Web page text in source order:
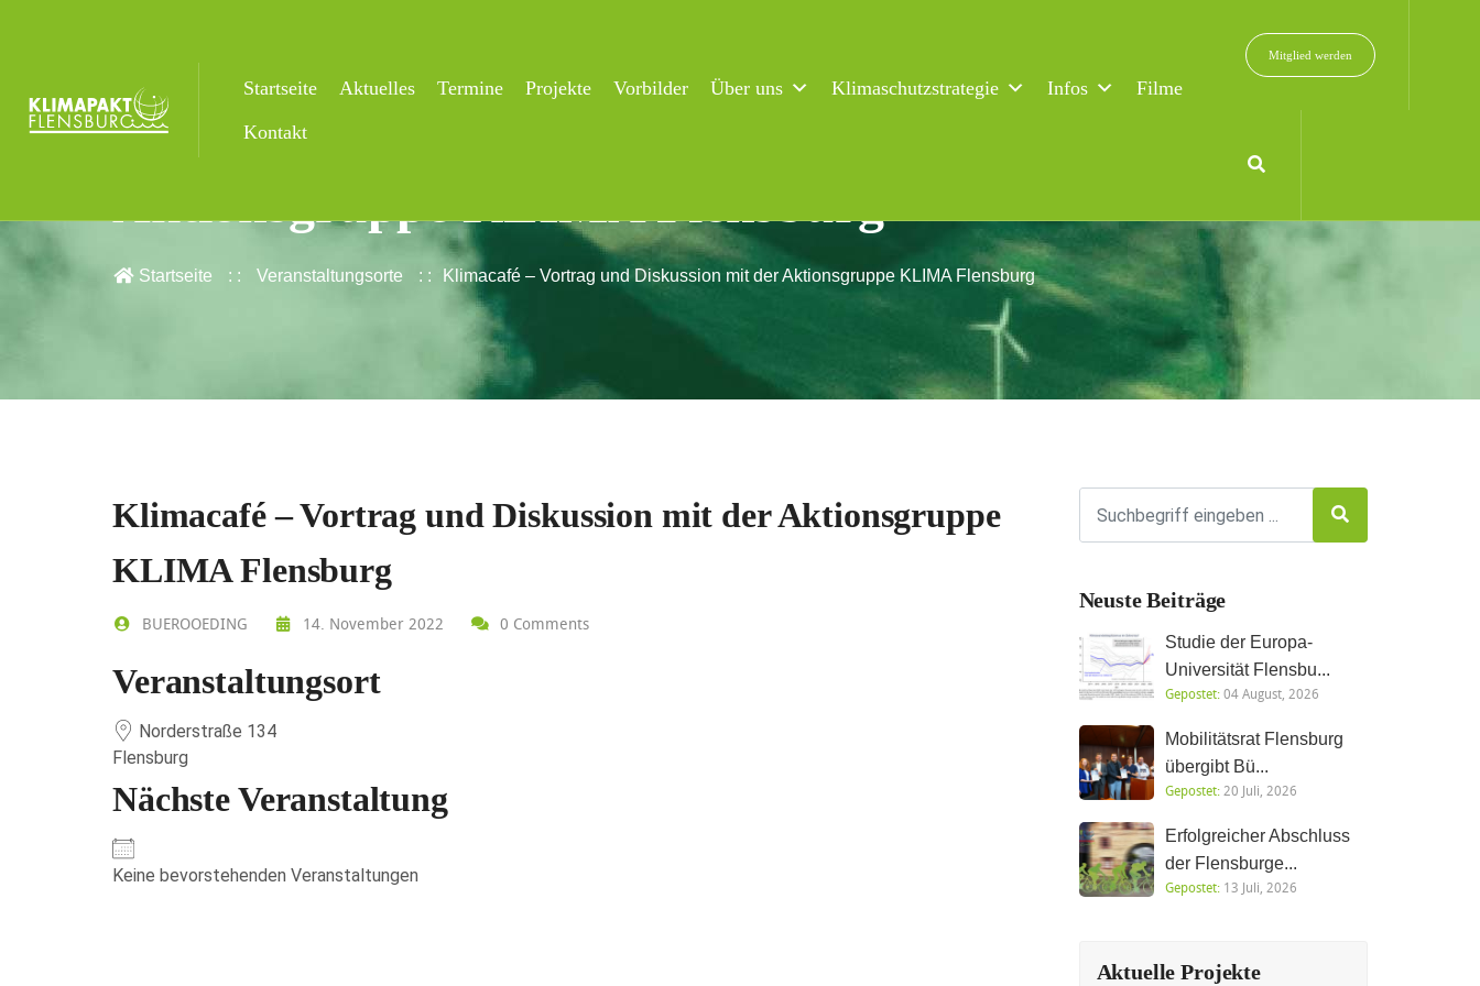
Startseite Aktuelles Termine Projekte Vorbilder Über uns Klimaschutzstrategie Infos
Filme
Kontakt
Mitglied werden
Klimacafé – Vortrag und Diskussion mit der
Aktionsgruppe KLIMA Flensburg
Startseite Veranstaltungsorte Klimacafé – Vortrag und Diskussion mit der Aktionsgruppe KLIMA Flensburg
Klimacafé – Vortrag und Diskussion mit der Aktionsgruppe
KLIMA Flensburg
BUEROOEDING 14. November 2022 0 Comments
Veranstaltungsort
Norderstraße 134
Flensburg
Nächste Veranstaltung
Keine bevorstehenden Veranstaltungen
Neuste Beiträge
Studie der Europa-
Universität Flensbu...
Gepostet:04 August, 2026
Mobilitätsrat Flensburg
übergibt Bü...
Gepostet:20 Juli, 2026
Erfolgreicher Abschluss
der Flensburge...
Gepostet:13 Juli, 2026
Aktuelle Projekte